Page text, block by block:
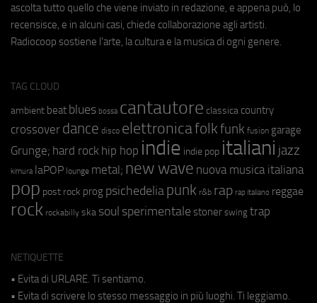
ascolta tutto quello che viene inviato in redazione, e appena può, lo
recensisce, e in alcuni casi, chiede collaborazione agli artisti.
Radiocoop sostiene l'arte, la cultura e la musica di ogni genere.
TAG CLOUD
ambient beat blues bossa cantautore classica country
crossover dance disco elettronicafolkfunk fusion garage
Grunge; hard rock hip hop indie indie pop italiani jazz
kimura laPOP lounge metal; new wave nuova musica italiana
pop post rock prog psichedeliapunk r&b rap rap italiano reggae
rock rockabilly ska soul sperimentale stoner swing trap
NETIQUETTE
• Evita di URLARE. Ti sentiamo.
• Evita di scrivere lo stesso messaggio in più luoghi. Ti leggiamo.